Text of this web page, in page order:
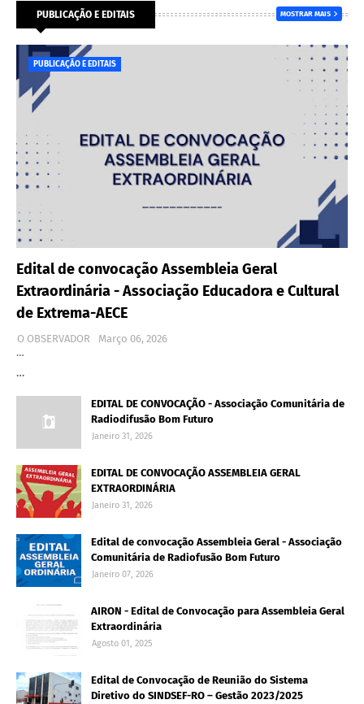
PUBLICAÇÃO E EDITAIS MOSTRAR MAIS
PUBLICAÇÃO E EDITAIS
Edital de convocação Assembleia Geral
Extraordinária - Associação Educadora e Cultural
de Extrema-AECE
O OBSERVADOR
Março 06, 2026
…
…
EDITAL DE CONVOCAÇÃO - Associação Comunitária de
Radiodifusão Bom Futuro
Janeiro 31, 2026
EDITAL DE CONVOCAÇÃO ASSEMBLEIA GERAL
EXTRAORDINÁRIA
Janeiro 31, 2026
Edital de convocação Assembleia Geral - Associação
Comunitária de Radiofusão Bom Futuro
Janeiro 07, 2026
AIRON - Edital de Convocação para Assembleia Geral
Extraordinária
Agosto 01, 2025
Edital de Convocação de Reunião do Sistema
Diretivo do SINDSEF-RO – Gestão 2023/2025